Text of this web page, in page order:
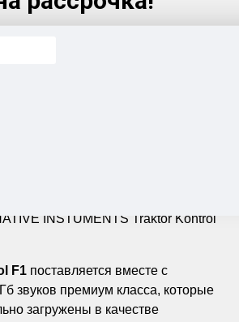
по всему Таможенному союзу.
INSTUMENTS Traktor Kontrol
F1 поставляется вместе с
звуков премиум класса, которые
загружены в качестве